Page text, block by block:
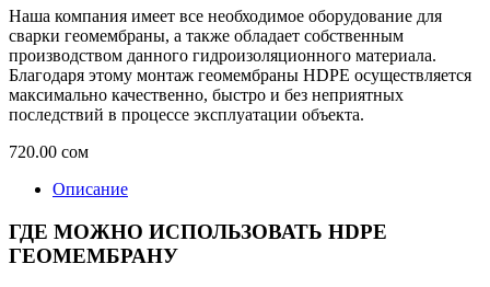
Наша компания имеет все необходимое оборудование для
сварки геомембраны, а также обладает собственным
производством данного гидроизоляционного материала.
Благодаря этому монтаж геомембраны HDPE осуществляется
максимально качественно, быстро и без неприятных
последствий в процессе эксплуатации объекта.
720.00 сом
Описание
ГДЕ МОЖНО ИСПОЛЬЗОВАТЬ HDPE
ГЕОМЕМБРАНУ